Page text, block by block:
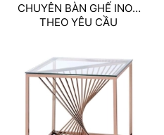
CHUYÊN BÀN GHẾ INOX
THEO YÊU CẦU